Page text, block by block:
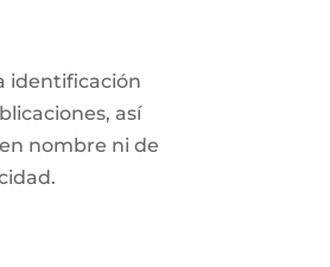
identificación
así
nombre ni de